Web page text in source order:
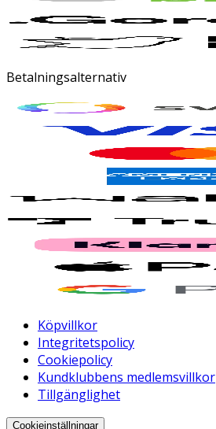
Betalningsalternativ
Köpvillkor
Integritetspolicy
Cookiepolicy
Kundklubbens medlemsvillkor
Tillgänglighet
Cookieinställningar